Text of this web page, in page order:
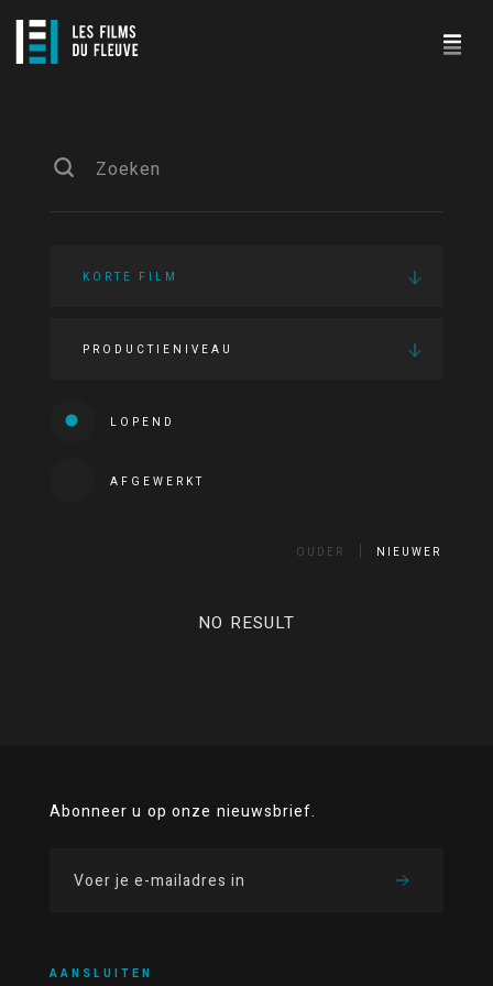
KORTE FILM
PRODUCTIENIVEAU
LOPEND
AFGEWERKT
OUDER NIEUWER
NO RESULT
Abonneer u op onze nieuwsbrief.
AANSLUITEN